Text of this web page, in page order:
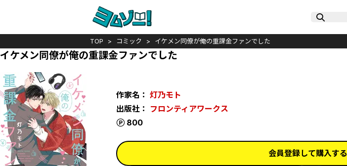
TOP コミック イケメン同僚が俺の重課金ファンでした
イケメン同僚が俺の重課金ファンでした
作家名： 灯乃モト
出版社： フロンティアワークス
800
会員登録して購入する